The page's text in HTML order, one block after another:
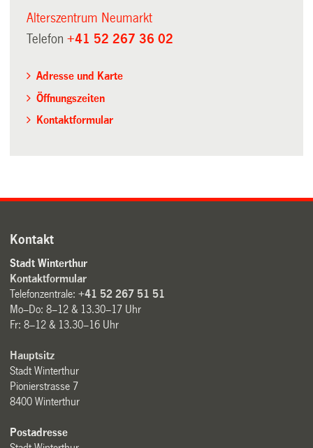
Alterszentrum Neumarkt
Telefon+41 52 267 36 02
Adresse und Karte
Öffnungszeiten
Kontaktformular
Kontakt
Stadt Winterthur
Kontaktformular
Telefonzentrale:+41 52 267 51 51
Mo–Do: 8–12 & 13.30–17 Uhr
Fr: 8–12 & 13.30–16 Uhr
Hauptsitz
Stadt Winterthur
Pionierstrasse 7
8400 Winterthur
Postadresse